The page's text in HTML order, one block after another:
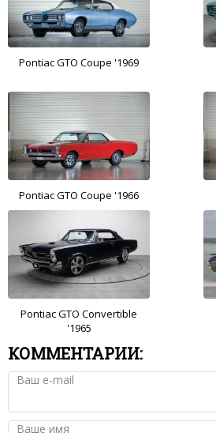
Pontiac GTO Coupe '1969
Pontiac GTO Coupe '1966
Pontiac GTO Convertible
'1965
КОММЕНТАРИИ:
Ваш e-mail
Ваше имя